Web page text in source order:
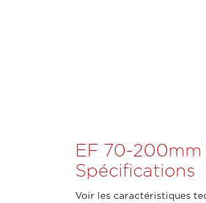
EF 70-200mm
Spécifications
Voir les caractéristiques